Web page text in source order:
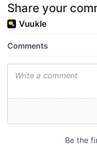
Share your